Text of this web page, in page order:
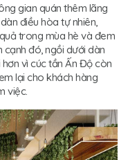
gian quán thêm lãng
điều hòa tự nhiên,
trong mùa hè và đem
đó, ngồi dưới dàn
vì cúc tần Ấn Độ còn
lại cho khách hàng
việc.